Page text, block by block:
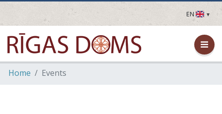
EN
LV
EN
DE
FR
Home Events